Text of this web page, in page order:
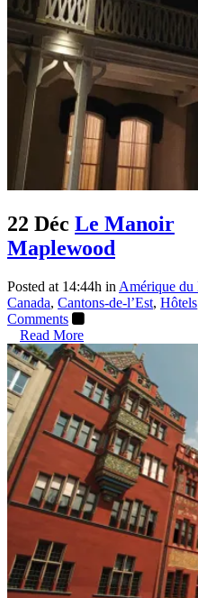
22 Déc Le Manoir
Maplewood
Posted at 14:44h in Amérique du
Canada, Cantons-de-l’Est, Hôtels
Comments
Read More